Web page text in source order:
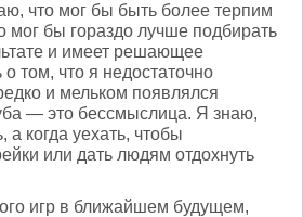
что мог бы быть более терпим
мог бы гораздо лучше подбирать
и имеет решающее
том, что я недостаточно
и мельком появлялся
— это бессмыслица. Я знаю,
а когда уехать, чтобы
или дать людям отдохнуть
игр в ближайшем будущем,